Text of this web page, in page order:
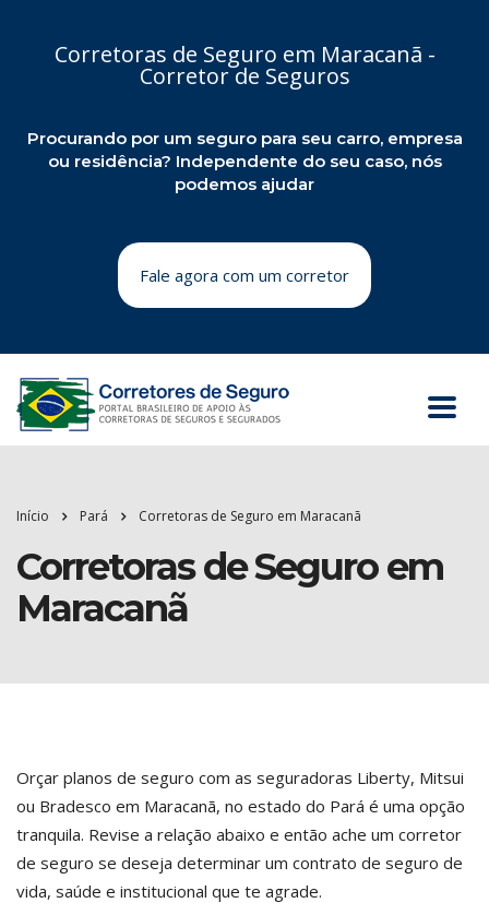
Corretoras de Seguro em Maracanã -
Corretor de Seguros
Procurando por um seguro para seu carro, empresa
ou residência? Independente do seu caso, nós
podemos ajudar
Fale agora com um corretor
Início Pará Corretoras de Seguro em Maracanã
Corretoras de Seguro em
Maracanã
Orçar planos de seguro com as seguradoras Liberty, Mitsui
ou Bradesco em Maracanã, no estado do Pará é uma opção
tranquila. Revise a relação abaixo e então ache um corretor
de seguro se deseja determinar um contrato de seguro de
vida, saúde e institucional que te agrade.